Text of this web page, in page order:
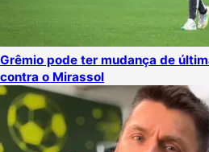
Grêmio pode ter mudança de
contra o Mirassol